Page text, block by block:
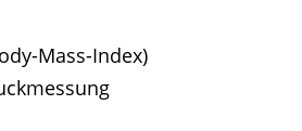
Mass-Index)